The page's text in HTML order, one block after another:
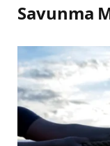
Savunma